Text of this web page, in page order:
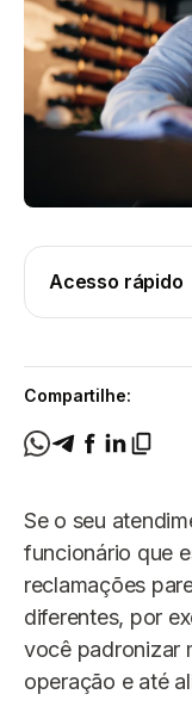
Acesso rápido
Compartilhe:
Se o seu
funcionário que
reclamações
diferentes, por
você padronizar
operação e até